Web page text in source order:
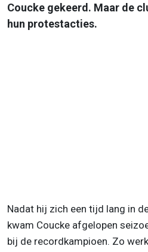
Coucke gekeerd. Maar de
hun protestacties.
Nadat hij zich een tijd lang in
kwam Coucke afgelopen
bij de recordkampioen. Zo